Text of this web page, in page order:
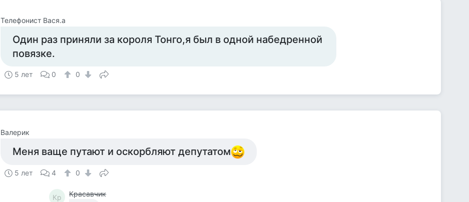
Телефонист Вася.а
Один раз приняли за короля Тонго,я был в одной набедренной
повязке.
5 лет 0 0
Валерик
Меня ваще путают и оскорбляют депутатом
5 лет 4 0
Кр Красавчик